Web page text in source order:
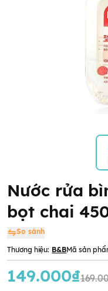
Nước rửa
bọt chai
So sánh
Thương hiệu: B&BMã sản
149.000₫